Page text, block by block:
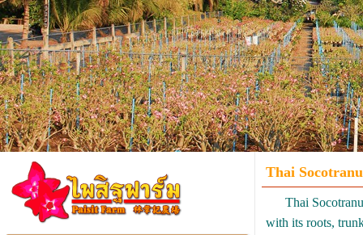
Thai
Thai
with its roots,